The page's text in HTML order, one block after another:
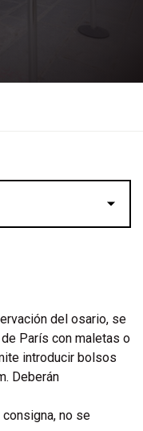
del osario, se
París con maletas o
introducir bolsos
Deberán
no se